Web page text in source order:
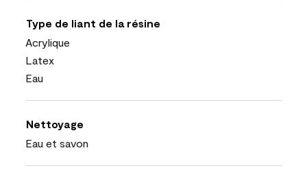
Type de liant de la résine
Acrylique
Latex
Eau
Nettoyage
Eau et savon